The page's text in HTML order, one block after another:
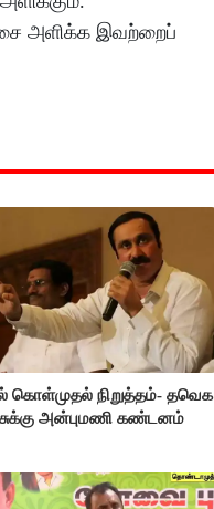
அளிக்க இவற்றைப்
கொள்முதல் நிறுத்தம்- தவெக
அன்புமணி கண்டனம்